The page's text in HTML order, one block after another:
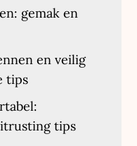
gemak en
en veilig
tips
tips